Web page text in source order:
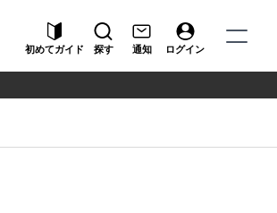
初めてガイド 探す 通知 ログイン